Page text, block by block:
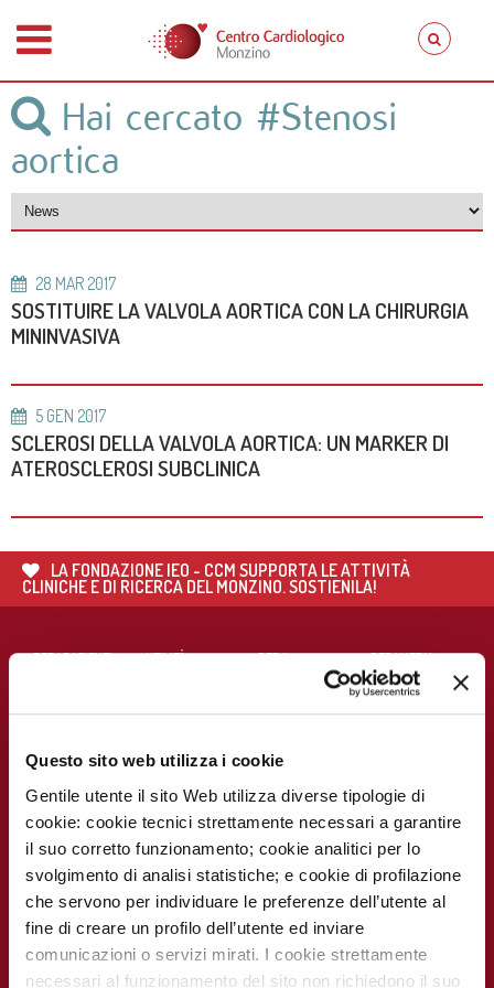
Questo sito web utilizza i cookie
Gentile utente il sito Web utilizza diverse tipologie di
cookie: cookie tecnici strettamente necessari a garantire
il suo corretto funzionamento; cookie analitici per lo
svolgimento di analisi statistiche; e cookie di profilazione
che servono per individuare le preferenze dell’utente al
fine di creare un profilo dell’utente ed inviare
comunicazioni o servizi mirati. I cookie strettamente
necessari al funzionamento del sito non richiedono il suo
Hai cercato #Stenosi
aortica
28 MAR 2017
SOSTITUIRE LA VALVOLA AORTICA CON LA CHIRURGIA
MININVASIVA
5 GEN 2017
SCLEROSI DELLA VALVOLA AORTICA: UN MARKER DI
ATEROSCLEROSI SUBCLINICA
LA FONDAZIONE IEO - CCM SUPPORTA LE ATTIVITÀ
CLINICHE E DI RICERCA DEL MONZINO. SOSTIENILA!
PER I PAZIENTI
Contatti
Carta dei servizi
Soddisfazione
del paziente
Codice Etico
UTILITÀ
Come
Monzino
Notizie dal
Lavora con noi
PER IL
Corsi online
MECKI Score
PER I
RICERCATORI
Report
Scientifico
La ricerca al
Monzino
PER I MEDIA
Press Release
Notizie dal
CAMPAGNE E
INIZIATIVE
Campagna
5x1000
della
prevenzione